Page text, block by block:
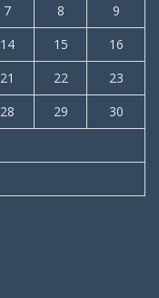
7 8
9
14 15
16
21 22
23
28 29
30